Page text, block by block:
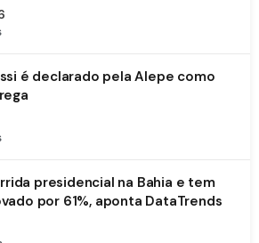
é declarado pela Alepe como
presidencial na Bahia e tem
por 61%, aponta DataTrends